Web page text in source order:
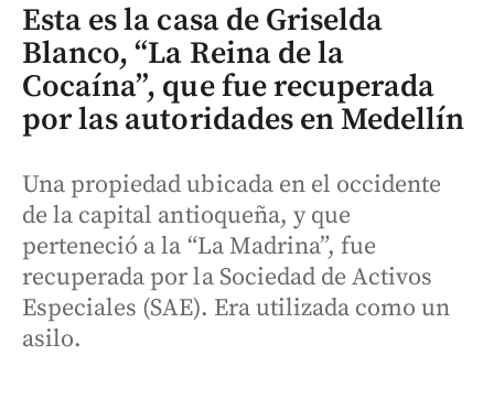
Esta es la casa de Griselda
Blanco, “La Reina de la
Cocaína”, que fue recuperada
por las autoridades en Medellín
Una propiedad ubicada en el occidente
de la capital antioqueña, y que
perteneció a la “La Madrina”, fue
recuperada por la Sociedad de Activos
Especiales (SAE). Era utilizada como un
asilo.